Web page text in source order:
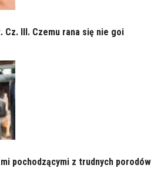
Cz. III. Czemu rana się nie goi
pochodzącymi z trudnych porodów